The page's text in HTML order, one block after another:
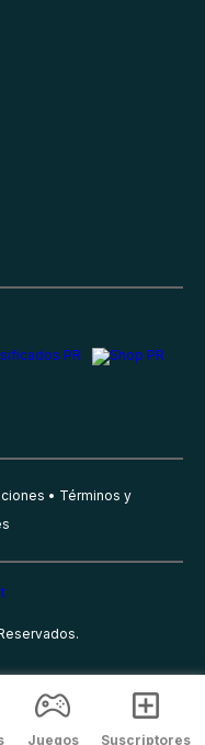
Términos y
Juegos Suscriptores